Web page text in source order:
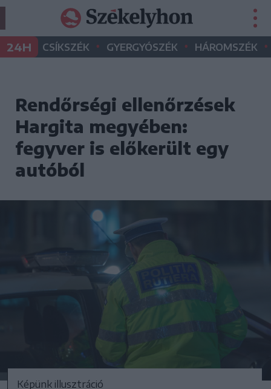
24H CSÍKSZÉK • GYERGYÓSZÉK • HÁROMSZÉK •
Rendőrségi ellenőrzések
Hargita megyében:
fegyver is előkerült egy
autóból
Képünk illusztráció